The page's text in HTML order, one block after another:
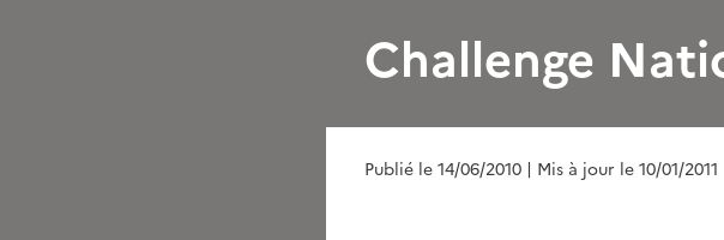
Challenge
Publié le 14/06/2010 | Mis à jour le 10/01/2011